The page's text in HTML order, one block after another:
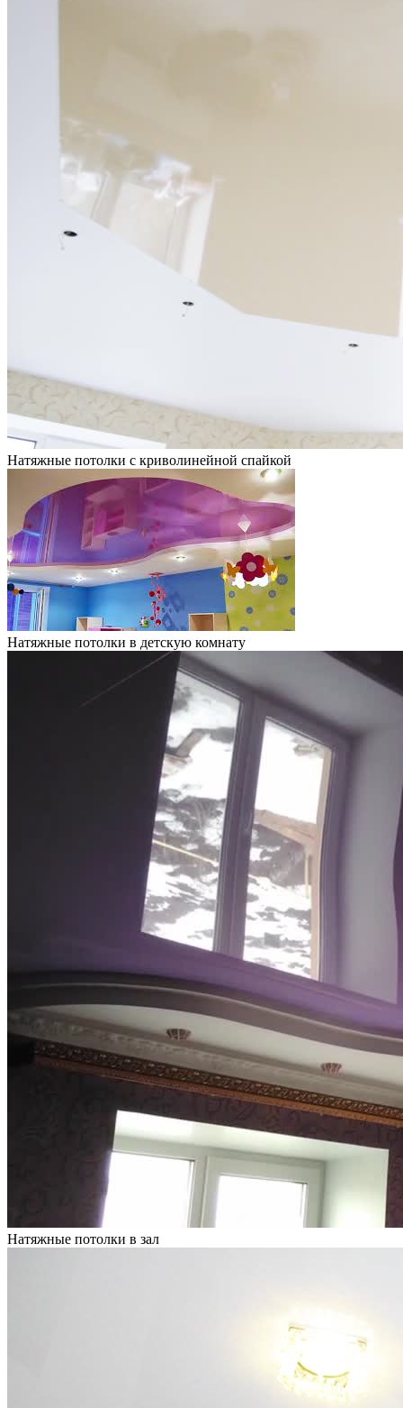
Натяжные потолки с криволинейной спайкой
Натяжные потолки в детскую комнату
Натяжные потолки в зал